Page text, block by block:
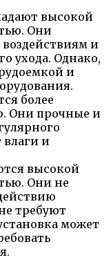
высокой
Они
и
ухода. Однако,
и
более
Они прочные и
и
высокой
Они не
требуют
может